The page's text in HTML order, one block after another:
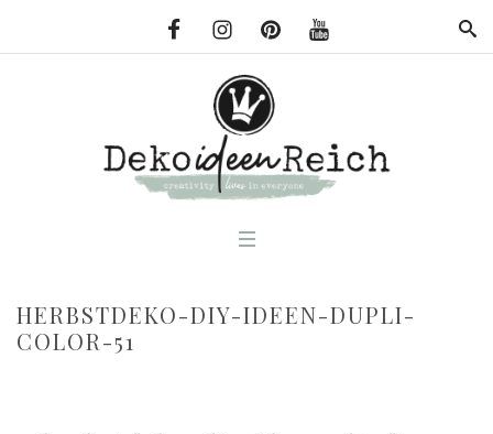
HERBSTDEKO-DIY-IDEEN-DUPLI-
COLOR-51